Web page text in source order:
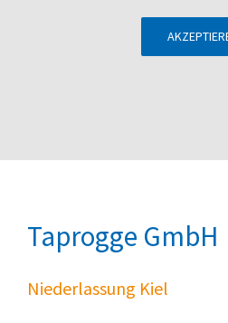
Taprogge GmbH
Niederlassung Kiel